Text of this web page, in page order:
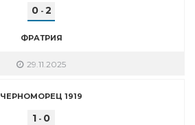
0- 2
ФРАТРИЯ
29.11.2025
ЧЕРНОМОРЕЦ 1919
1 - 0